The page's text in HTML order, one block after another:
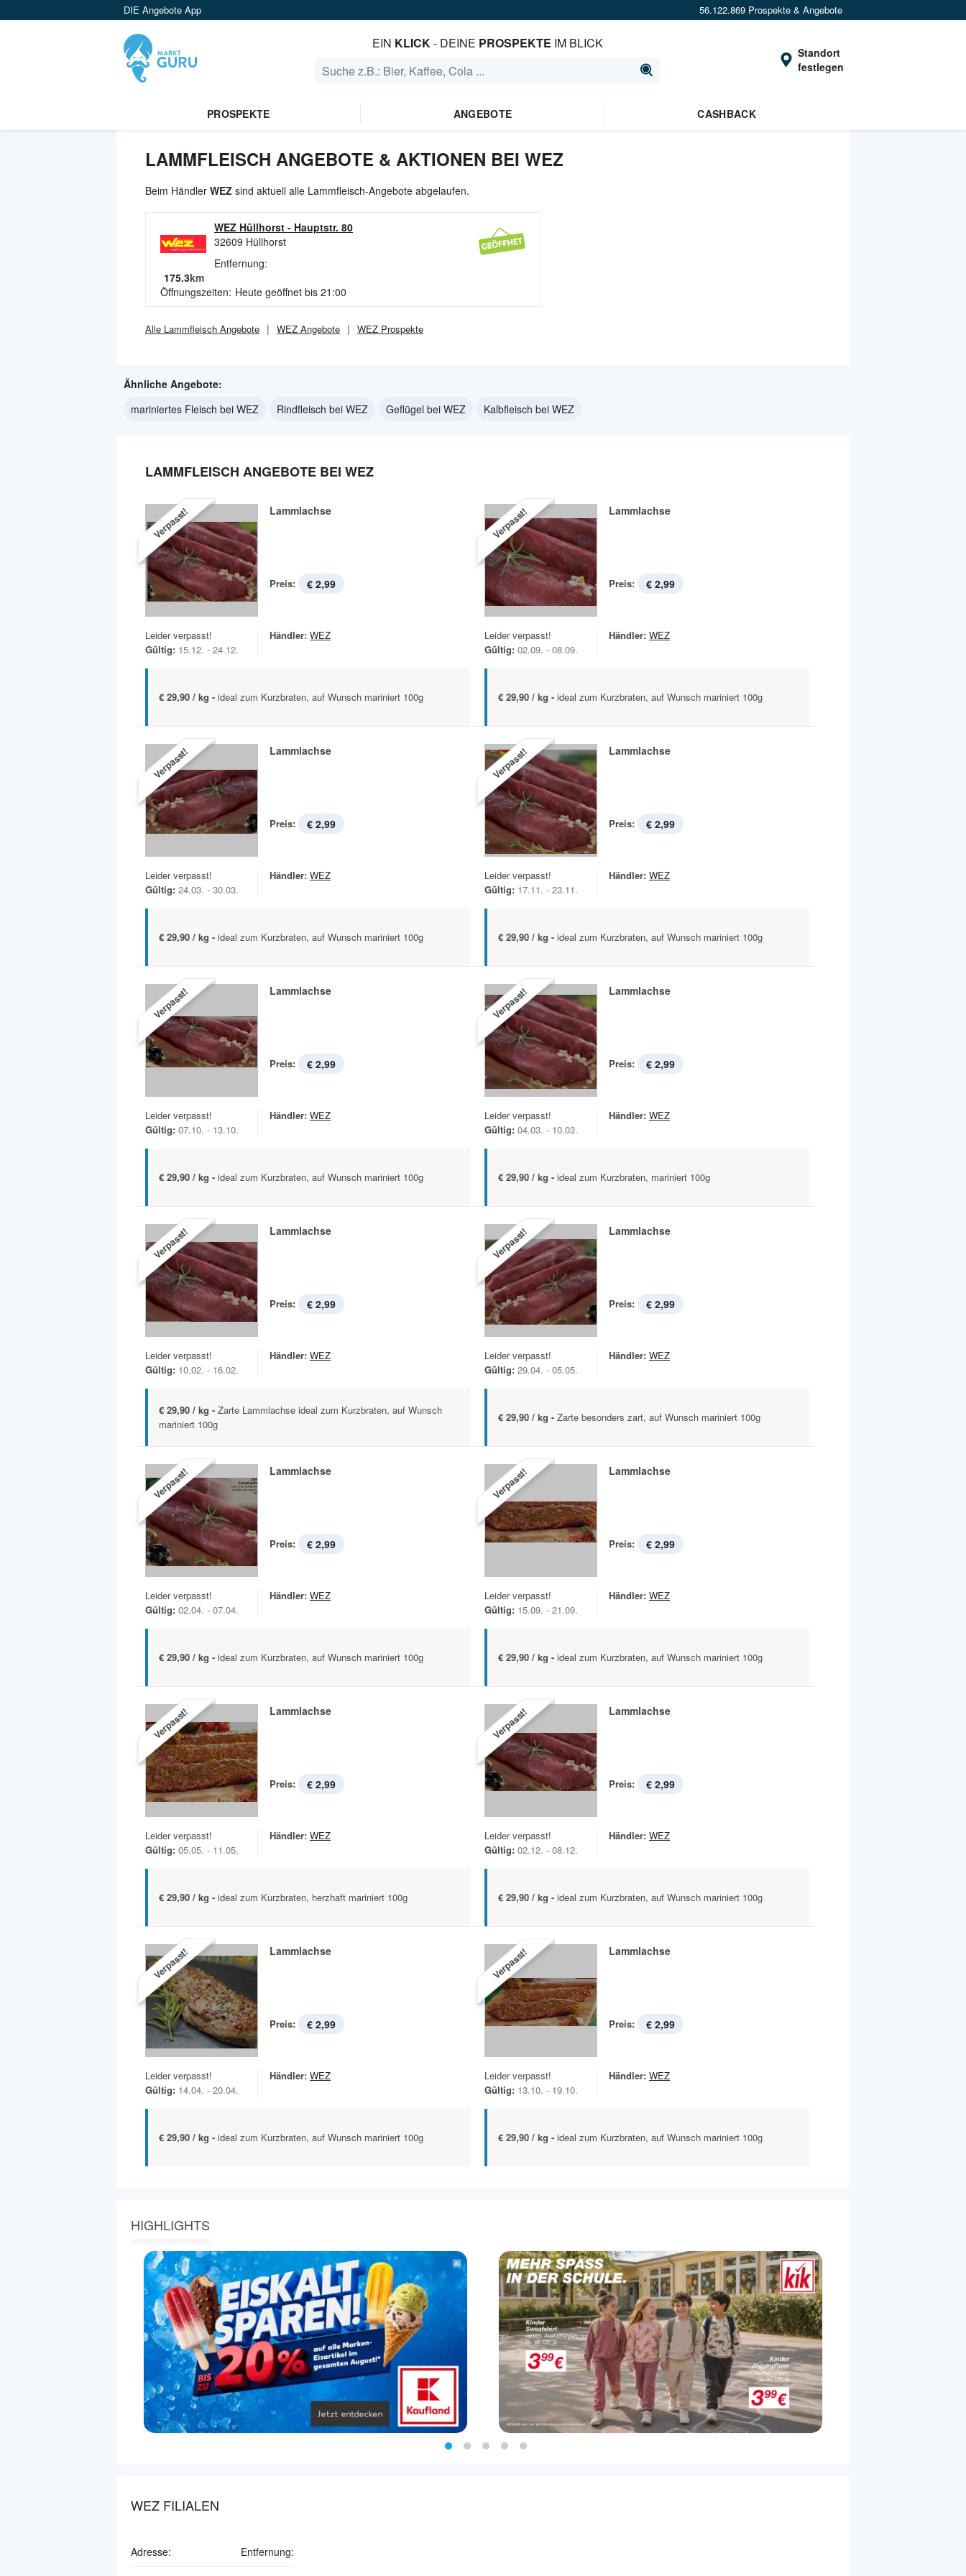
DIE Angebote App 56.122.869 Prospekte & Angebote
EIN KLICK- DEINE PROSPEKTE IM BLICK
Standort
festlegen
PROSPEKTE ANGEBOTE CASHBACK
LAMMFLEISCH ANGEBOTE & AKTIONEN BEI WEZ
Beim Händler WEZ sind aktuell alle Lammfleisch-Angebote abgelaufen.
WEZ Hüllhorst - Hauptstr. 80
32609 Hüllhorst
Entfernung:
175.3km
Öffnungszeiten: Heute geöffnet bis 21:00
Alle Lammfleisch Angebote WEZ Angebote WEZ Prospekte
Ähnliche Angebote:
mariniertes Fleisch bei WEZ
Rindfleisch bei WEZ Geflügel bei WEZ Kalbfleisch bei WEZ
LAMMFLEISCH ANGEBOTE BEI WEZ
Verpasst! Lammlachse
Preis: € 2,99
Leider verpasst!
Gültig: 15.12. - 24.12.
Händler: WEZ
€ 29,90 / kg - ideal zum Kurzbraten, auf Wunsch mariniert 100g
Verpasst! Lammlachse
Preis: € 2,99
Leider verpasst!
Gültig: 02.09. - 08.09.
Händler: WEZ
€ 29,90 / kg - ideal zum Kurzbraten, auf Wunsch mariniert 100g
Verpasst! Lammlachse
Preis: € 2,99
Leider verpasst!
Gültig: 24.03. - 30.03.
Händler: WEZ
€ 29,90 / kg - ideal zum Kurzbraten, auf Wunsch mariniert 100g
Verpasst! Lammlachse
Preis: € 2,99
Leider verpasst!
Gültig: 17.11. - 23.11.
Händler: WEZ
€ 29,90 / kg - ideal zum Kurzbraten, auf Wunsch mariniert 100g
Verpasst! Lammlachse
Preis: € 2,99
Leider verpasst!
Gültig: 07.10. - 13.10.
Händler: WEZ
€ 29,90 / kg - ideal zum Kurzbraten, auf Wunsch mariniert 100g
Verpasst! Lammlachse
Preis: € 2,99
Leider verpasst!
Gültig: 04.03. - 10.03.
Händler: WEZ
€ 29,90 / kg - ideal zum Kurzbraten, mariniert 100g
Verpasst! Lammlachse
Preis: € 2,99
Leider verpasst!
Gültig: 10.02. - 16.02.
Händler: WEZ
€ 29,90 / kg - Zarte Lammlachse ideal zum Kurzbraten, auf Wunsch
mariniert 100g
Verpasst! Lammlachse
Preis: € 2,99
Leider verpasst!
Gültig: 29.04. - 05.05.
Händler: WEZ
€ 29,90 / kg - Zarte besonders zart, auf Wunsch mariniert 100g
Verpasst! Lammlachse
Preis: € 2,99
Leider verpasst!
Gültig: 02.04. - 07.04.
Händler: WEZ
€ 29,90 / kg - ideal zum Kurzbraten, auf Wunsch mariniert 100g
Verpasst! Lammlachse
Preis: € 2,99
Leider verpasst!
Gültig: 15.09. - 21.09.
Händler: WEZ
€ 29,90 / kg - ideal zum Kurzbraten, auf Wunsch mariniert 100g
Verpasst! Lammlachse
Preis: € 2,99
Leider verpasst!
Gültig: 05.05. - 11.05.
Händler: WEZ
€ 29,90 / kg - ideal zum Kurzbraten, herzhaft mariniert 100g
Verpasst! Lammlachse
Preis: € 2,99
Leider verpasst!
Gültig: 02.12. - 08.12.
Händler: WEZ
€ 29,90 / kg - ideal zum Kurzbraten, auf Wunsch mariniert 100g
Verpasst! Lammlachse
Preis: € 2,99
Leider verpasst!
Gültig: 14.04. - 20.04.
Händler: WEZ
€ 29,90 / kg - ideal zum Kurzbraten, auf Wunsch mariniert 100g
Verpasst! Lammlachse
Preis: € 2,99
Leider verpasst!
Gültig: 13.10. - 19.10.
Händler: WEZ
€ 29,90 / kg - ideal zum Kurzbraten, auf Wunsch mariniert 100g
HIGHLIGHTS
WEZ FILIALEN
Adresse: Entfernung: